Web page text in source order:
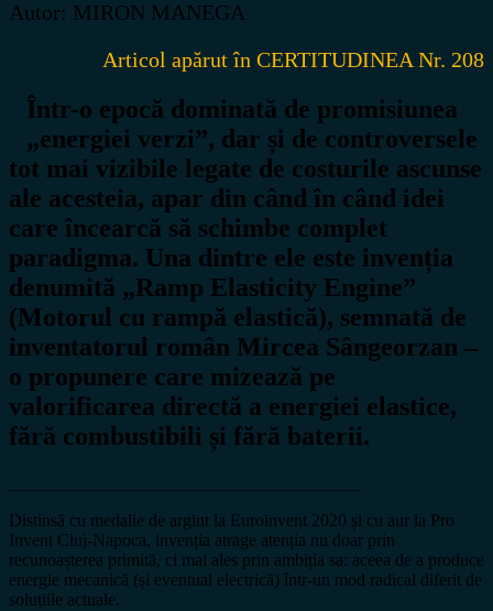
Autor: MIRON MANEGA
Articol apărut în CERTITUDINEA Nr. 208
Într-o epocă dominată de promisiunea
„energiei verzi”, dar și de controversele
tot mai vizibile legate de costurile ascunse
ale acesteia, apar din când în când idei
care încearcă să schimbe complet
paradigma. Una dintre ele este invenția
denumită „Ramp Elasticity Engine”
(Motorul cu rampă elastică), semnată de
inventatorul român Mircea Sângeorzan –
o propunere care mizează pe
valorificarea directă a energiei elastice,
fără combustibili și fără baterii.
Distinsă cu medalie de argint la Euroinvent 2020 și cu aur la Pro
Invent Cluj-Napoca, invenția atrage atenția nu doar prin
recunoașterea primită, ci mai ales prin ambiția sa: aceea de a produce
energie mecanică (și eventual electrică) într-un mod radical diferit de
soluțiile actuale.